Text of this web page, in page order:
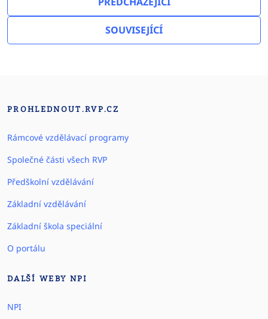
SOUVISEJÍCÍ
PROHLEDNOUT.RVP.CZ
Rámcové vzdělávací programy
Společné části všech RVP
Předškolní vzdělávání
Základní vzdělávání
Základní škola speciální
O portálu
DALŠÍ WEBY NPI
NPI